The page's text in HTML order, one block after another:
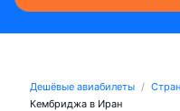
Дешёвые авиабилеты
Кембриджа в Иран